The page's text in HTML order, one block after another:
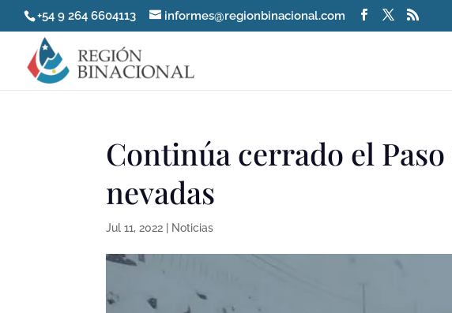
+54 9 264 6604113 informes@regionbinacional.com
Continúa cerrado el
nevadas
Jul 11, 2022 Noticias